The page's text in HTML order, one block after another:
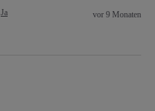
Ja vor 9 Monaten